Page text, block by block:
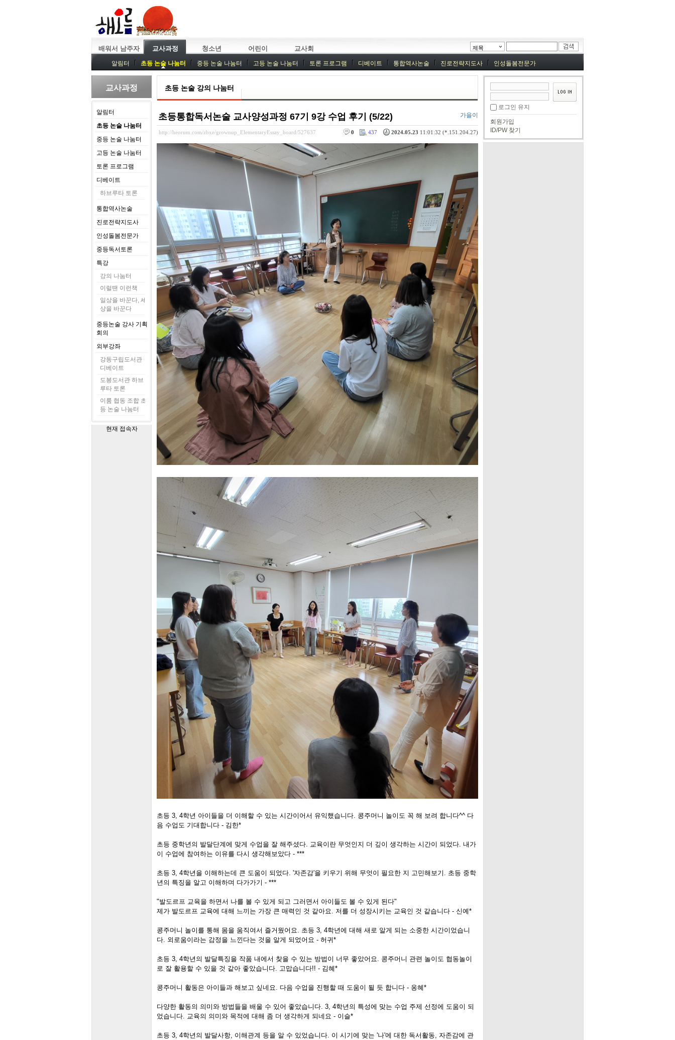
배워서 남주자 교사과정 청소년 어린이 교사회
알림터 초등 논술 나눔터 중등 논술 나눔터 고등 논술 나눔터 토론 프로그램 디베이트 통합역사논술 진로전략지도사
인성돌봄전문가
중등독서토론
특강 중등논술 강사 기획회의 외부강좌
제목
교사과정
알림터
초등 논술 나눔터
중등 논술 나눔터
고등 논술 나눔터
토론 프로그램
디베이트
하브루타 토론
통합역사논술
진로전략지도사
인성돌봄전문가
중등독서토론
특강
강의 나눔터
이럴땐 이런책
일상을 바꾼다, 세
상을 바꾼다
중등논술 강사 기획
회의
외부강좌
강동구립도서관
디베이트
도봉도서관 하브
루타 토론
이룸 협동 조합 초
등 논술 나눔터
현재 접속자
초등 논술 강의 나눔터
초등통합독서논술 교사양성과정 67기 9강 수업 후기 (5/22) 가을이
http://heorum.com/zbxe/grownup_ElementaryEssay_board/527637 2024.05.23 11:01:32 (*.151.204.27)
437
0
초등 3, 4학년 아이들을 더 이해할 수 있는 시간이어서 유익했습니다. 콩주머니 놀이도 꼭 해 보려 합니다^^ 다
음 수업도 기대합니다 - 김한*
초등 중학년의 발달단계에 맞게 수업을 잘 해주셨다. 교육이란 무엇인지 더 깊이 생각하는 시간이 되었다. 내가
이 수업에 참여하는 이유를 다시 생각해보았다 - ***
초등 3, 4학년을 이해하는데 큰 도움이 되었다. '자존감'을 키우기 위해 무엇이 필요한 지 고민해보기. 초등 중학
년의 특징을 알고 이해하며 다가가기 - ***
"발도르프 교육을 하면서 나를 볼 수 있게 되고 그러면서 아이들도 볼 수 있게 된다"
제가 발도르프 교육에 대해 느끼는 가장 큰 매력인 것 같아요. 저를 더 성장시키는 교육인 것 같습니다 - 신예*
콩주머니 놀이를 통해 몸을 움직여서 즐거웠어요. 초등 3, 4학년에 대해 새로 알게 되는 소중한 시간이었습니
다. 외로움이라는 감정을 느낀다는 것을 알게 되었어요 - 허귀*
초등 3, 4학년의 발달특징을 작품 내에서 찾을 수 있는 방법이 너무 좋았어요. 콩주머니 관련 놀이도 협동놀이
로 잘 활용할 수 있을 것 같아 좋았습니다. 고맙습니다!! - 김혜*
콩주머니 활동은 아이들과 해보고 싶네요. 다음 수업을 진행할 때 도움이 될 듯 합니다 - 옹혜*
다양한 활동의 의미와 방법들을 배울 수 있어 좋았습니다. 3, 4학년의 특성에 맞는 수업 주제 선정에 도움이 되
었습니다. 교육의 의미와 목적에 대해 좀 더 생각하게 되네요 - 이슬*
초등 3, 4학년의 발달사항, 이해관계 등을 알 수 있었습니다. 이 시기에 맞는 '나'에 대한 독서활동, 자존감에 관
로그인 유지
회원가입
ID/PW 찾기